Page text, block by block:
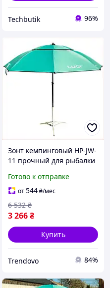
Techbutik 96%
Зонт кемпинговый HP-JW-
11 прочный для рыбалки
и двойной вентиляцией
Готово к отправке
от544₴/мес
3 266₴
6 532 ₴
Купить
Trendovo 84%